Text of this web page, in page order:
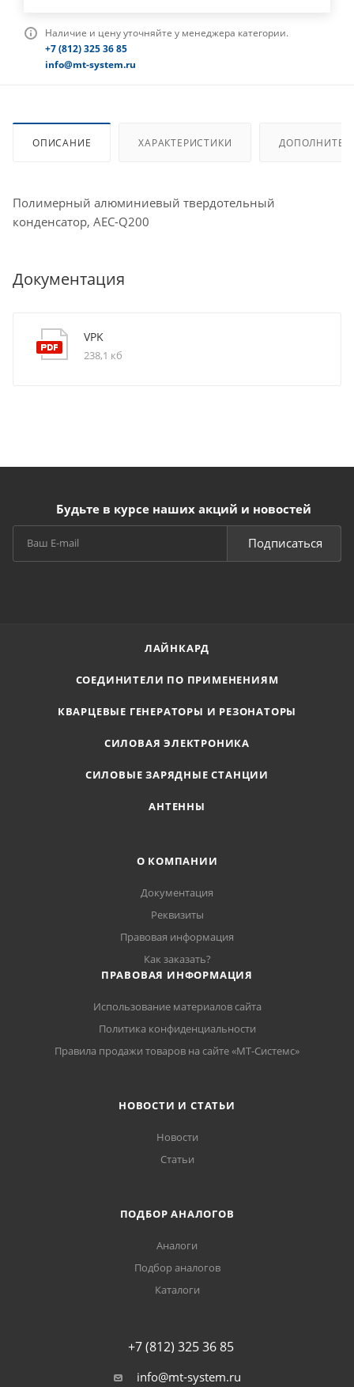
Наличие и цену уточняйте у менеджера категории.
+7 (812) 325 36 85
info@mt-system.ru
ОПИСАНИЕ ХАРАКТЕРИСТИКИ
Полимерный алюминиевый твердотельный
конденсатор, AEC-Q200
Документация
VPK
238,1 кб
Будьте в курсе наших акций и новостей
Подписаться
ЛАЙНКАРД
СОЕДИНИТЕЛИ ПО ПРИМЕНЕНИЯМ
КВАРЦЕВЫЕ ГЕНЕРАТОРЫ И РЕЗОНАТОРЫ
СИЛОВАЯ ЭЛЕКТРОНИКА
СИЛОВЫЕ ЗАРЯДНЫЕ СТАНЦИИ
АНТЕННЫ
О КОМПАНИИ
Документация
Реквизиты
Правовая информация
Как заказать?
ПРАВОВАЯ ИНФОРМАЦИЯ
Использование материалов сайта
Политика конфиденциальности
Правила продажи товаров на сайте «МТ-Системс»
НОВОСТИ И СТАТЬИ
Новости
Статьи
ПОДБОР АНАЛОГОВ
Аналоги
Подбор аналогов
Каталоги
+7 (812) 325 36 85
info@mt-system.ru